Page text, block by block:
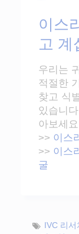
이스
고 계
우리는
적절한
찾고 식
있습니
아보세
>> 이스
>> 이스
굴
IVC 리서